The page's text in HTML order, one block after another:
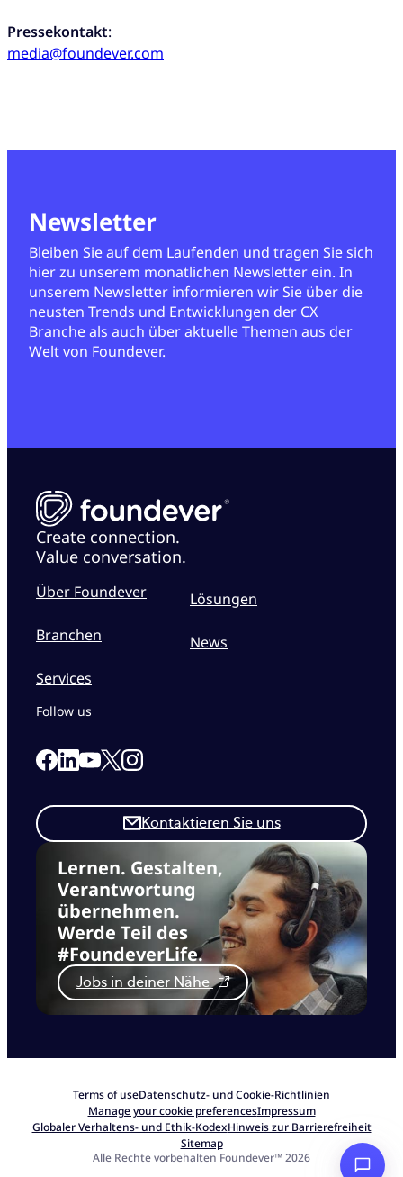
Pressekontakt:
media@foundever.com
Newsletter
Bleiben Sie auf dem Laufenden und tragen Sie sich
hier zu unserem monatlichen Newsletter ein. In
unserem Newsletter informieren wir Sie über die
neusten Trends und Entwicklungen der CX
Branche als auch über aktuelle Themen aus der
Welt von Foundever.
Create connection.
Value conversation.
Über Foundever
Branchen
Services
Lösungen
News
Lernen. Gestalten,
Verantwortung
übernehmen.
Werde Teil des
#FoundeverLife.
Jobs in deiner Nähe
Kontaktieren Sie uns
Follow us
Link to our Facebook page
Link to our Linkedin page
Link to our Youtube page
Link to our X page
Link to our Instagram page
Terms of useDatenschutz- und Cookie-Richtlinien
Manage your cookie preferencesImpressum
Globaler Verhaltens- und Ethik-KodexHinweis zur Barrierefreiheit
Sitemap
Alle Rechte vorbehalten Foundever™ 2026